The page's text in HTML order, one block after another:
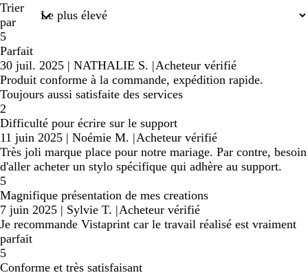
Trier
par
5
Parfait
30 juil. 2025 | NATHALIE S. |Acheteur vérifié
Produit conforme à la commande, expédition rapide.
Toujours aussi satisfaite des services
2
Difficulté pour écrire sur le support
11 juin 2025 | Noémie M. |Acheteur vérifié
Très joli marque place pour notre mariage. Par contre, besoin
d'aller acheter un stylo spécifique qui adhère au support.
5
Magnifique présentation de mes creations
7 juin 2025 | Sylvie T. |Acheteur vérifié
Je recommande Vistaprint car le travail réalisé est vraiment
parfait
5
Conforme et très satisfaisant